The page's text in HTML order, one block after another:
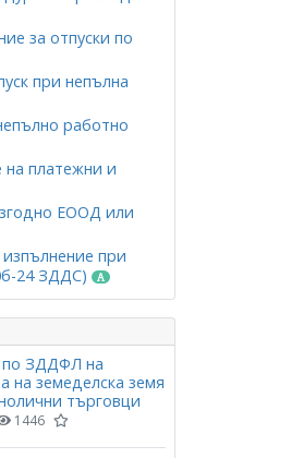
за отпуски по
при непълна
работно
платежни и
ЕООД или
при
24 ЗДДС)
по ЗДДФЛ на
на земеделска земя
търговци
1446